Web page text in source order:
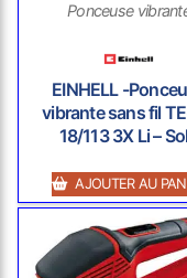
Ponceuse
EINHELL -
vibrante sans fil
18/113 3X Li –
AJOUTER AU